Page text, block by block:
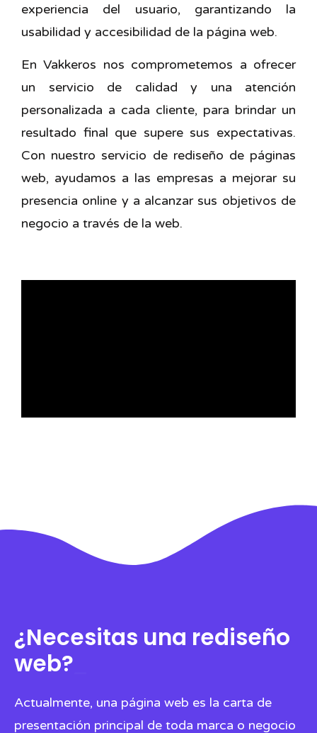
experiencia del usuario, garantizando la
usabilidad y accesibilidad de la página web.
En Vakkeros nos comprometemos a ofrecer
un servicio de calidad y una atención
personalizada a cada cliente, para brindar un
resultado final que supere sus expectativas.
Con nuestro servicio de rediseño de páginas
web, ayudamos a las empresas a mejorar su
presencia online y a alcanzar sus objetivos de
negocio a través de la web.
¿Necesitas una rediseño
web?
Actualmente, una página web es la carta de
presentación principal de toda marca o negocio